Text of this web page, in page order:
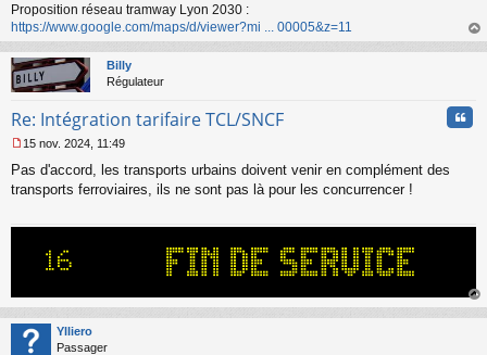
g
e
n
o
n
l
Proposition réseau tramway Lyon 2030 :
https://www.google.com/maps/d/viewer?mi ... 00005&z=11
au
Billy
Régulateur
Re: Intégration tarifaire TCL/SNCF
e
s
n
l
u
15 nov. 2024, 11:49
Pas d'accord, les transports urbains doivent venir en complément des
transports ferroviaires, ils ne sont pas là pour les concurrencer !
au
Ylliero
Passager